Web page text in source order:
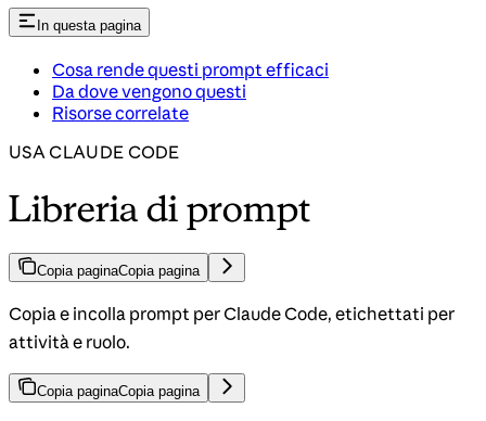
In questa pagina
Cosa rende questi prompt efficaci
Da dove vengono questi
Risorse correlate
USA CLAUDE CODE
Libreria di prompt
Copia paginaCopia pagina
Copia e incolla prompt per Claude Code, etichettati per
attività e ruolo.
Copia paginaCopia pagina